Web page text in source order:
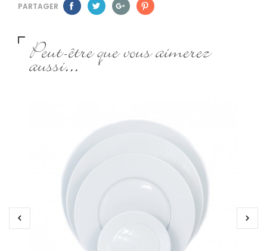
PARTAGER
Peut-être que vous aimerez
aussi...
 